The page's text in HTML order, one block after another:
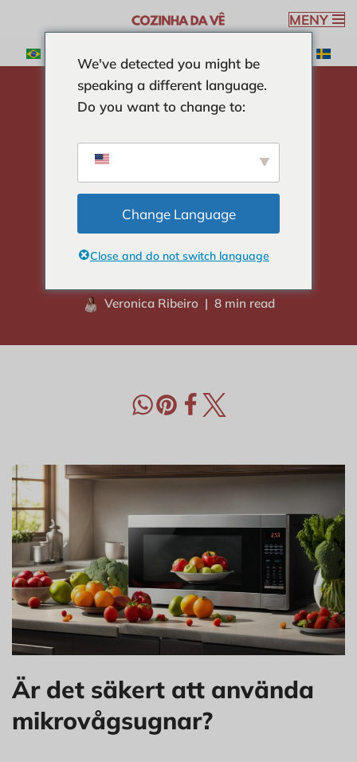
till
MENY
-CURIOSITIES-Är det säkert att använda
Är det säkert att
använda
mikrovågsugnar?
Veronica Ribeiro 8 min read
Är det säkert att använda
mikrovågsugnar?
We've detected you might be
speaking a different language.
Do you want to change to:
Change Language
Close and do not switch language